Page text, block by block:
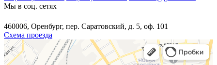
Мы в соц. сетях
460006, Оренбург, пер. Саратовский, д. 5, оф. 101
Схема проезда